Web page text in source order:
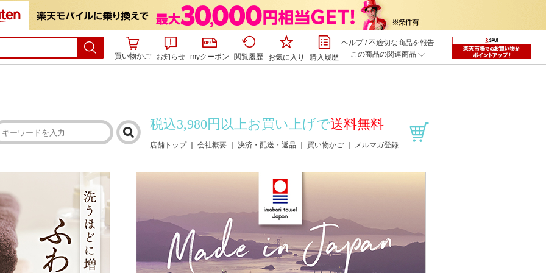
買い物かご お知らせ myクーポン 閲覧履歴 お気に入り 購入履歴
ヘルプ/不適切な商品を報告
この商品の関連商品
税込3,980円以上お買い上げで送料無料
店舗トップ｜ 会社概要 決済・配送・返品 買い物かご メルマガ登録